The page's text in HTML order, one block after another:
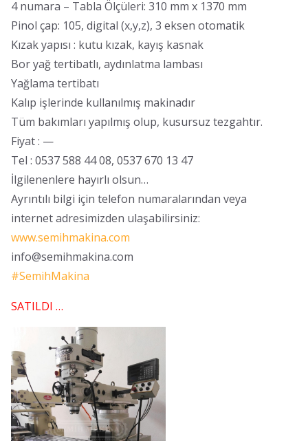
4 numara – Tabla Ölçüleri: 310 mm x 1370 mm
Pinol çap: 105, digital (x,y,z), 3 eksen otomatik
Kızak yapısı : kutu kızak, kayış kasnak
Bor yağ tertibatlı, aydınlatma lambası
Yağlama tertibatı
Kalıp işlerinde kullanılmış makinadır
Tüm bakımları yapılmış olup, kusursuz tezgahtır.
Fiyat : —
Tel : 0537 588 44 08, 0537 670 13 47
İlgilenenlere hayırlı olsun…
Ayrıntılı bilgi için telefon numaralarından veya
internet adresimizden ulaşabilirsiniz:
www.semihmakina.com
info@semihmakina.com
#SemihMakina
SATILDI …